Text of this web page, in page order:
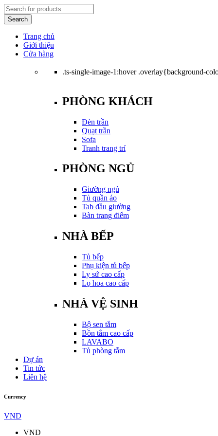
Trang chủ
Giới thiệu
Cửa hàng
.ts-single-image-1:hover .overlay{background-
PHÒNG KHÁCH
Đèn trần
Quạt trần
Sofa
Tranh trang trí
PHÒNG NGỦ
Giường ngủ
Tủ quần áo
Tab đầu giường
Bàn trang điểm
NHÀ BẾP
Tủ bếp
Phụ kiện tủ bếp
Ly sứ cao cấp
Lọ hoa cao cấp
NHÀ VỆ SINH
Bộ sen tắm
Bồn tắm cao cấp
LAVABO
Tủ phòng tắm
Dự án
Tin tức
Liên hệ
Currency
VND
VND